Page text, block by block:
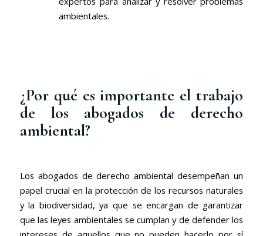
ambientales.
¿Por qué es importante el trabajo
de los abogados de derecho
ambiental?
Los abogados de derecho ambiental desempeñan un
papel crucial en la protección de los recursos naturales
y la biodiversidad, ya que se encargan de garantizar
que las leyes ambientales se cumplan y de defender los